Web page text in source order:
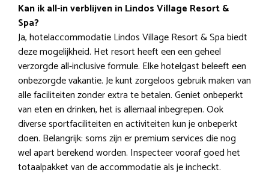
Kan ik all-in verblijven in Lindos Village Resort &
Spa?
Ja, hotelaccommodatie Lindos Village Resort & Spa biedt
deze mogelijkheid. Het resort heeft een een geheel
verzorgde all-inclusive formule. Elke hotelgast beleeft een
onbezorgde vakantie. Je kunt zorgeloos gebruik maken van
alle faciliteiten zonder extra te betalen. Geniet onbeperkt
van eten en drinken, het is allemaal inbegrepen. Ook
diverse sportfaciliteiten en activiteiten kun je onbeperkt
doen. Belangrijk: soms zijn er premium services die nog
wel apart berekend worden. Inspecteer vooraf goed het
totaalpakket van de accommodatie als je incheckt.